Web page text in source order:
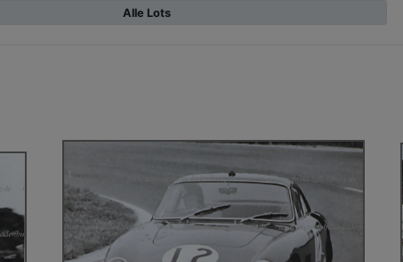
Alle Lots